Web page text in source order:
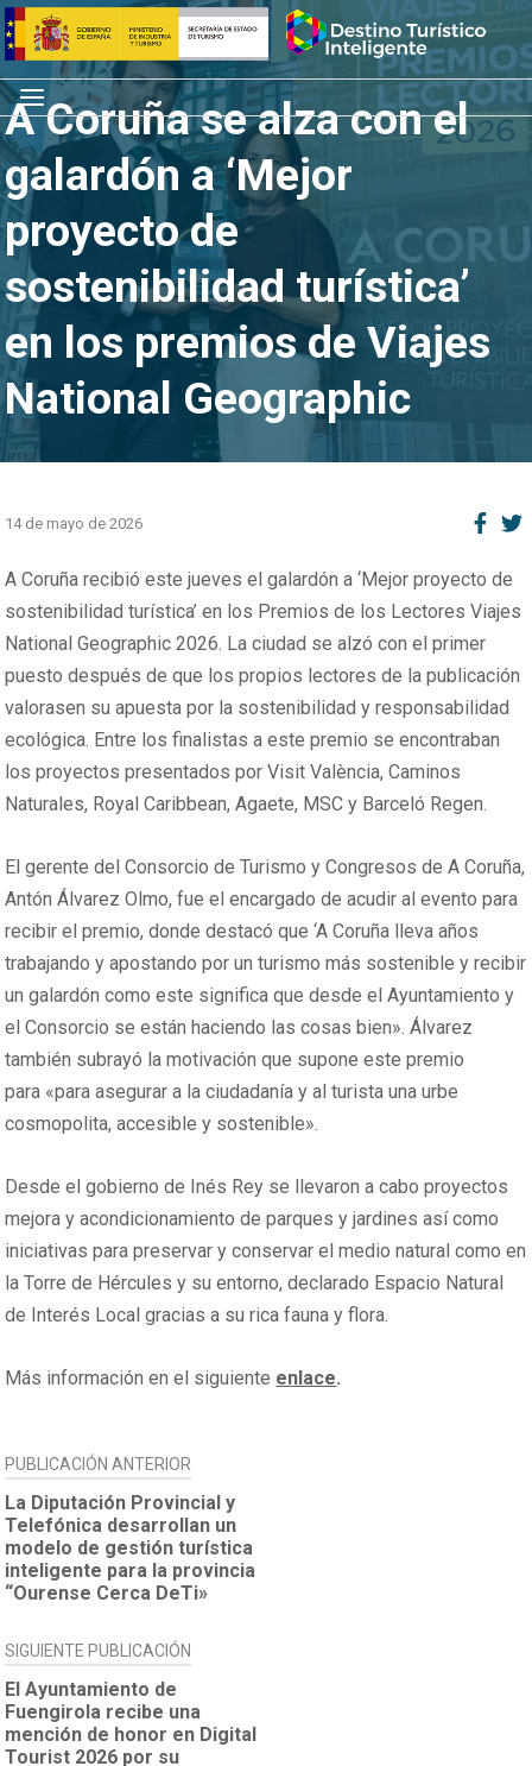
Saltar
al
contenido
Inicio
Menú
A Coruña se alza con el
galardón a ‘Mejor
proyecto de
sostenibilidad turística’
en los premios de Viajes
National Geographic
14 de mayo de 2026
A Coruña recibió este jueves el galardón a ‘Mejor proyecto de
sostenibilidad turística’ en los Premios de los Lectores Viajes
National Geographic 2026. La ciudad se alzó con el primer
puesto después de que los propios lectores de la publicación
valorasen su apuesta por la sostenibilidad y responsabilidad
ecológica. Entre los finalistas a este premio se encontraban
los proyectos presentados por Visit València, Caminos
Naturales, Royal Caribbean, Agaete, MSC y Barceló Regen.
El gerente del Consorcio de Turismo y Congresos de A Coruña,
Antón Álvarez Olmo, fue el encargado de acudir al evento para
recibir el premio, donde destacó que ‘A Coruña lleva años
trabajando y apostando por un turismo más sostenible y recibir
un galardón como este significa que desde el Ayuntamiento y
el Consorcio se están haciendo las cosas bien». Álvarez
también subrayó la motivación que supone este premio
para «para asegurar a la ciudadanía y al turista una urbe
cosmopolita, accesible y sostenible».
Desde el gobierno de Inés Rey se llevaron a cabo proyectos
mejora y acondicionamiento de parques y jardines así como
iniciativas para preservar y conservar el medio natural como en
la Torre de Hércules y su entorno, declarado Espacio Natural
de Interés Local gracias a su rica fauna y flora.
Más información en el siguiente enlace.
NAVEGACIÓN
DE
ENTRADAS
PUBLICACIÓN ANTERIOR
La Diputación Provincial y
Telefónica desarrollan un
modelo de gestión turística
inteligente para la provincia
“Ourense Cerca DeTi»
SIGUIENTE PUBLICACIÓN
El Ayuntamiento de
Fuengirola recibe una
mención de honor en Digital
Tourist 2026 por su